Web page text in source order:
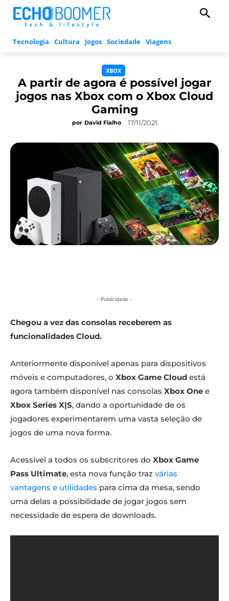
Tecnologia Cultura Jogos Sociedade Viagens
XBOX
A partir de agora é possível jogar
jogos nas Xbox com o Xbox Cloud
Gaming
por David Fialho 17/11/2021
- Publicidade -
Chegou a vez das consolas receberem as
funcionalidades Cloud.
Anteriormente disponível apenas para dispositivos
móveis e computadores, o Xbox Game Cloud está
agora também disponível nas consolas Xbox One e
Xbox Series X|S, dando a oportunidade de os
jogadores experimentarem uma vasta seleção de
jogos de uma nova forma.
Acessível a todos os subscritores do Xbox Game
Pass Ultimate, esta nova função traz várias
vantagens e utilidades para cima da mesa, sendo
uma delas a possibilidade de jogar jogos sem
necessidade de espera de downloads.